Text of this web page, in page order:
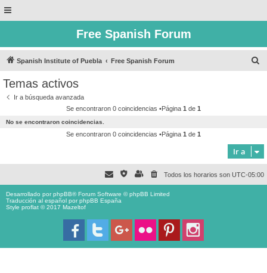
Free Spanish Forum
Spanish Institute of Puebla Free Spanish Forum
Temas activos
Ir a búsqueda avanzada
Se encontraron 0 coincidencias •Página 1 de 1
No se encontraron coincidencias.
Se encontraron 0 coincidencias •Página 1 de 1
Ir a
Todos los horarios son UTC-05:00
Desarrollado porphpBB® Forum Software © phpBB Limited
Traducción al español porphpBB España
Style proflat © 2017 Mazeltof